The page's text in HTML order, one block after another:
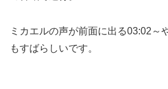
ミカエルの声が前面に出る03:02～
もすばらしいです。